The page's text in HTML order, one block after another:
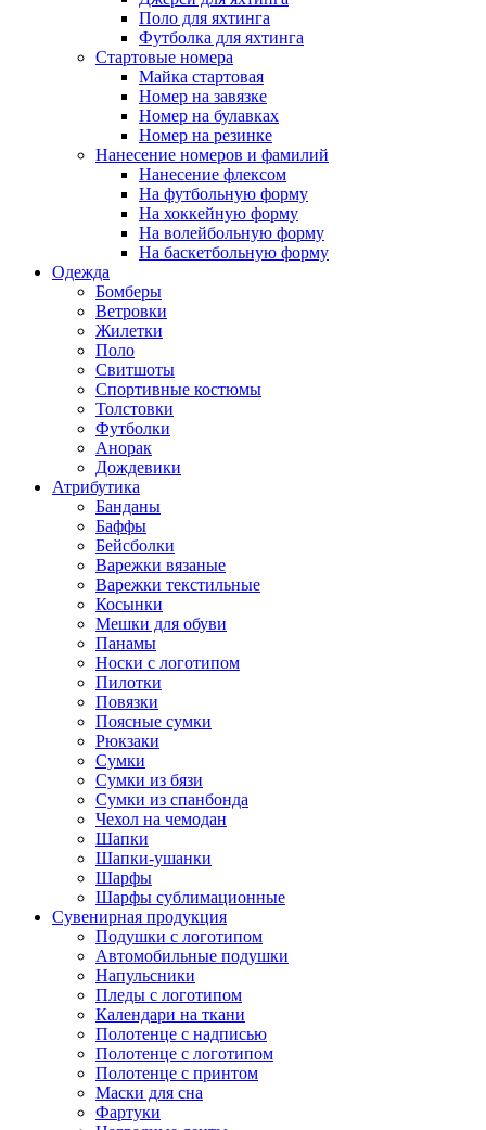
Поло для яхтинга
Футболка для яхтинга
Стартовые номера
Майка стартовая
Номер на завязке
Номер на булавках
Номер на резинке
Нанесение номеров и фамилий
Нанесение флексом
На футбольную форму
На хоккейную форму
На волейбольную форму
На баскетбольную форму
Одежда
Бомберы
Ветровки
Жилетки
Поло
Свитшоты
Спортивные костюмы
Толстовки
Футболки
Анорак
Дождевики
Атрибутика
Банданы
Баффы
Бейсболки
Варежки вязаные
Варежки текстильные
Косынки
Мешки для обуви
Панамы
Носки с логотипом
Пилотки
Повязки
Поясные сумки
Рюкзаки
Сумки
Сумки из бязи
Сумки из спанбонда
Чехол на чемодан
Шапки
Шапки-ушанки
Шарфы
Шарфы сублимационные
Сувенирная продукция
Подушки с логотипом
Автомобильные подушки
Напульсники
Пледы с логотипом
Календари на ткани
Полотенце с надписью
Полотенце с логотипом
Полотенце с принтом
Маски для сна
Фартуки